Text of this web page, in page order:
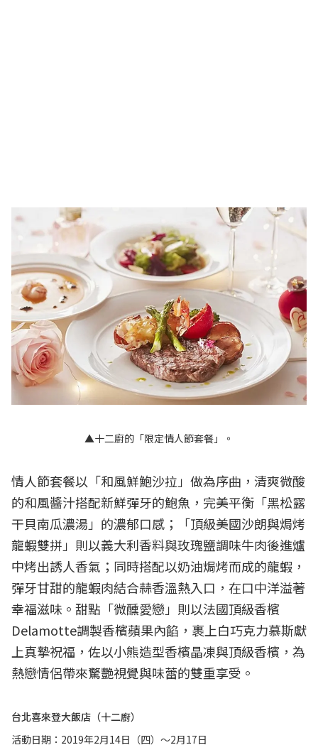
▲十二廚的「限定情人節套餐」。
情人節套餐以「和風鮮鮑沙拉」做為序曲，清爽微酸
的和風醬汁搭配新鮮彈牙的鮑魚，完美平衡「黑松露
干貝南瓜濃湯」的濃郁口感；「頂級美國沙朗與焗烤
龍蝦雙拼」則以義大利香料與玫瑰鹽調味牛肉後進爐
中烤出誘人香氣；同時搭配以奶油焗烤而成的龍蝦，
彈牙甘甜的龍蝦肉結合蒜香溫熱入口，在口中洋溢著
幸福滋味。甜點「微醺愛戀」則以法國頂級香檳
Delamotte調製香檳蘋果內餡，裹上白巧克力慕斯獻
上真摯祝福，佐以小熊造型香檳晶凍與頂級香檳，為
熱戀情侶帶來驚艷視覺與味蕾的雙重享受。
台北喜來登大飯店（十二廚）
活動日期：2019年2月14日（四）～2月17日